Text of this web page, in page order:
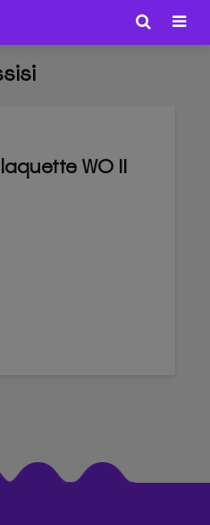
WO II